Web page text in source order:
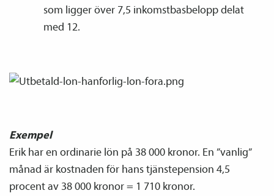
som ligger över 7,5 inkomstbasbelopp delat
med 12.
Exempel
Erik har en ordinarie lön på 38 000 kronor. En ”vanlig”
månad är kostnaden för hans tjänste­pension 4,5
procent av 38 000 kronor = 1 710 kronor.